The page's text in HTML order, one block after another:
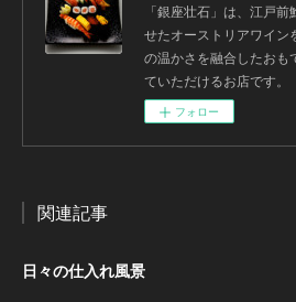
「銀座壮石」は、江戸
せたオーストリアワイン
の温かさを融合したおも
ていただけるお店です。
フォロー
関連記事
日々の仕入れ風景